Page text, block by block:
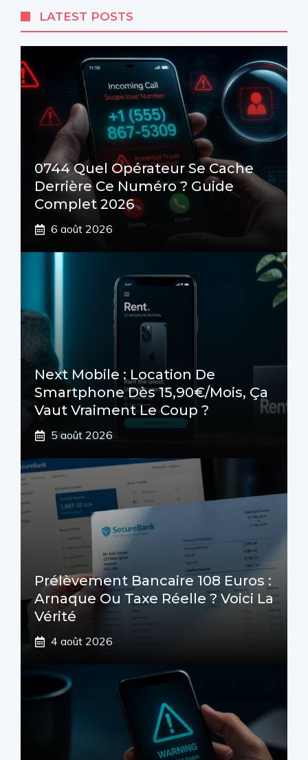
LATEST POSTS
0744 Quel Opérateur Se Cache
Derrière Ce Numéro ? Guide
Complet 2026
6 août 2026
Next Mobile : Location De
Smartphone Dès 15,90€/mois, Ça
Vaut Vraiment Le Coup ?
5 août 2026
Prélèvement Bancaire 108 Euros :
Arnaque Ou Taxe Réelle ? Voici La
Vérité
4 août 2026